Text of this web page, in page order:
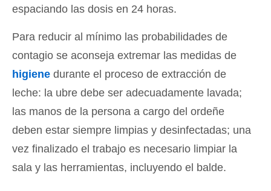
espaciando las dosis en 24 horas.
Para reducir al mínimo las probabilidades de
contagio se aconseja extremar las medidas de
higiene durante el proceso de extracción de
leche: la ubre debe ser adecuadamente lavada;
las manos de la persona a cargo del ordeñe
deben estar siempre limpias y desinfectadas; una
vez finalizado el trabajo es necesario limpiar la
sala y las herramientas, incluyendo el balde.